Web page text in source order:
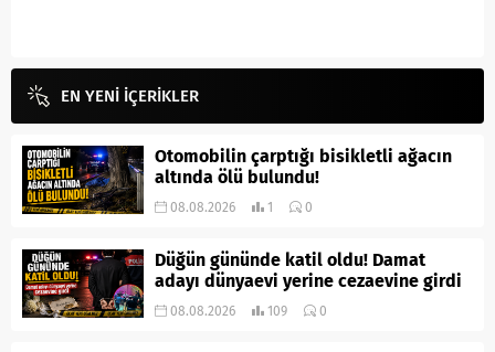
EN YENİ İÇERİKLER
Otomobilin çarptığı bisikletli ağacın
altında ölü bulundu!
08.08.2026 1 0
Düğün gününde katil oldu! Damat
adayı dünyaevi yerine cezaevine girdi
08.08.2026 109 0